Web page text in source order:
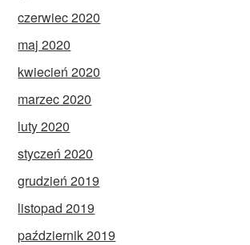
czerwiec 2020
maj 2020
kwiecień 2020
marzec 2020
luty 2020
styczeń 2020
grudzień 2019
listopad 2019
październik 2019